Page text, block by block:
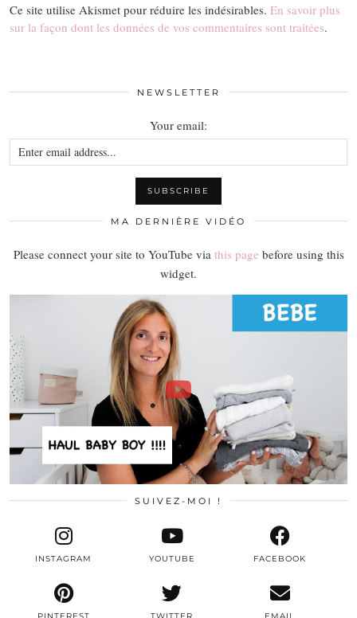
Ce site utilise Akismet pour réduire les indésirables. En savoir plus
sur la façon dont les données de vos commentaires sont traitées.
NEWSLETTER
Your email:
MA DERNIÈRE VIDÉO
Please connect your site to YouTube via this page before using this
widget.
SUIVEZ-MOI !
INSTAGRAM FACEBOOK
YOUTUBE